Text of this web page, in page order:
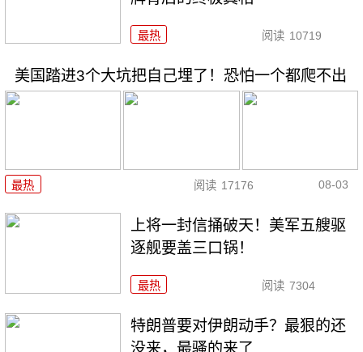
最热 阅读 10719
美国踏进3个大坑把自己埋了！恐怕一个都爬不出
最热 阅读 17176 08-03
上将一封信捅破天！美军五艘驱
逐舰要盖三口锅！
最热 阅读 7304
特朗普要对伊朗动手？最狠的还
没来，最骚的来了